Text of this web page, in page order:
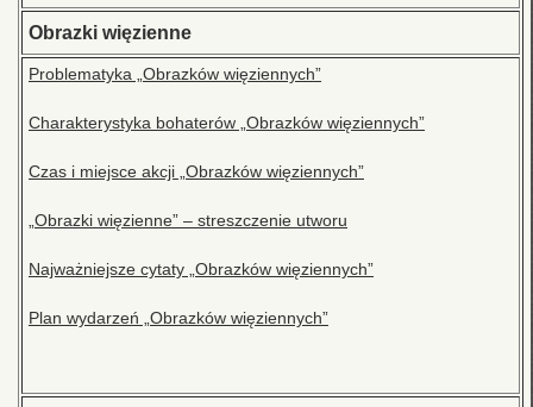
Obrazki więzienne
Problematyka „Obrazków więziennych”
Charakterystyka bohaterów „Obrazków więziennych”
Czas i miejsce akcji „Obrazków więziennych”
„Obrazki więzienne” – streszczenie utworu
Najważniejsze cytaty „Obrazków więziennych”
Plan wydarzeń „Obrazków więziennych”